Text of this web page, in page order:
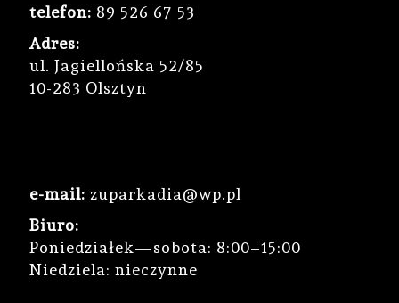
telefon: 89 526 67 53
Adres:
ul. Jagiellońska 52/85
10-283 Olsztyn
e-mail: zuparkadia@wp.pl
Biuro:
Poniedziałek—sobota: 8:00–15:00
Niedziela: nieczynne